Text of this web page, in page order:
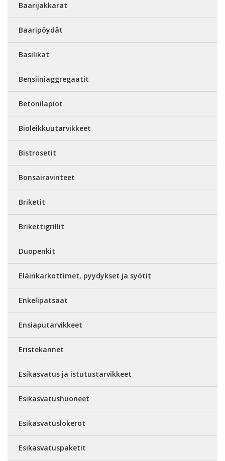
Baarijakkarat
Baaripöydät
Basilikat
Bensiiniaggregaatit
Betonilapiot
Bioleikkuutarvikkeet
Bistrosetit
Bonsairavinteet
Briketit
Brikettigrillit
Duopenkit
Eläinkarkottimet, pyydykset ja syötit
Enkelipatsaat
Ensiaputarvikkeet
Eristekannet
Esikasvatus ja istutustarvikkeet
Esikasvatushuoneet
Esikasvatuslokerot
Esikasvatuspaketit